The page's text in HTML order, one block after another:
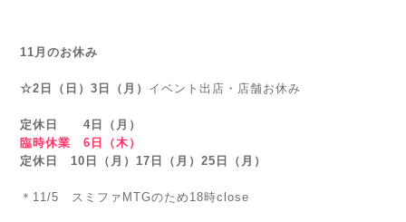
11月のお休み
☆2日（日）3日（月） イベント出店・店舗お休み
定休日 4日（月）
臨時休業 6日（木）
定休日 10日（月）17日（月）25日（月）
＊11/5 スミファMTGのため18時close